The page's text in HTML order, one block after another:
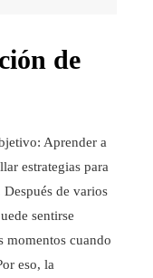
de
Aprender a
estrategias para
de varios
sentirse
momentos cuando
eso, la